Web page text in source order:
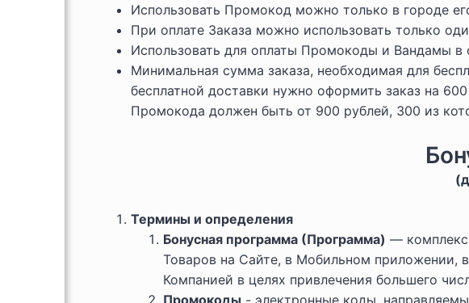
Использовать Промокод можно только в городе
При оплате Заказа можно использовать только
Использовать для оплаты Промокоды и Вандамы в
Минимальная сумма заказа, необходимая для
бесплатной доставки нужно оформить заказ на
Промокода должен быть от 900 рублей, 300 из
Термины и определения
Бонусная программа (Программа) — комплекс
Товаров на Сайте, в Мобильном приложении,
Компанией в целях привлечения большего
Промокоды - электронные коды,